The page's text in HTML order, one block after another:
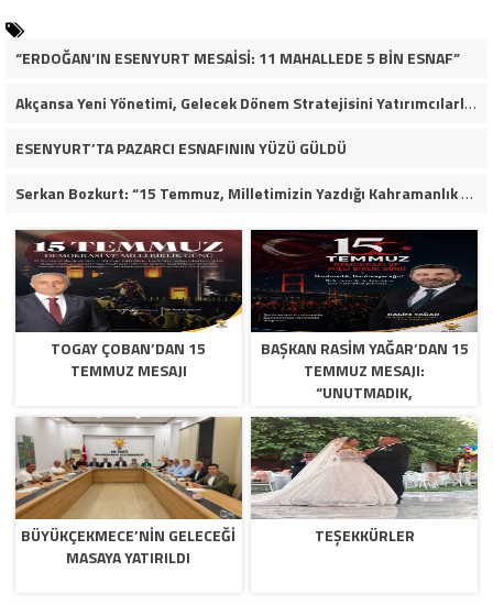
“ERDOĞAN’IN ESENYURT MESAİSİ: 11 MAHALLEDE 5 BİN ESNAF”
Akçansa Yeni Yönetimi, Gelecek Dönem Stratejisini Yatırımcılarla Paylaştı
ESENYURT’TA PAZARCI ESNAFININ YÜZÜ GÜLDÜ
Serkan Bozkurt: “15 Temmuz, Milletimizin Yazdığı Kahramanlık Destanıdır”
TOGAY ÇOBAN’DAN 15
TEMMUZ MESAJI
BAŞKAN RASIM YAĞAR’DAN 15
TEMMUZ MESAJI:
“UNUTMADIK,
UNUTTURMAYACAĞIZ”
BÜYÜKÇEKMECE’NİN GELECEĞİ
MASAYA YATIRILDI
TEŞEKKÜRLER